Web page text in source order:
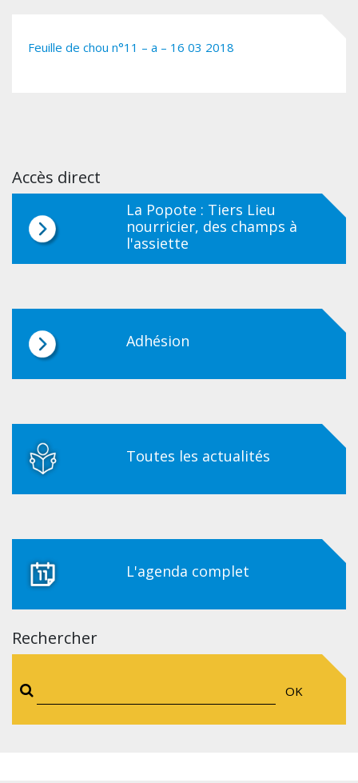
Feuille de chou n°11 – a – 16 03 2018
Accès direct
La Popote : Tiers Lieu
nourricier, des champs à
l'assiette
Adhésion
Toutes les actualités
L'agenda complet
Rechercher
OK